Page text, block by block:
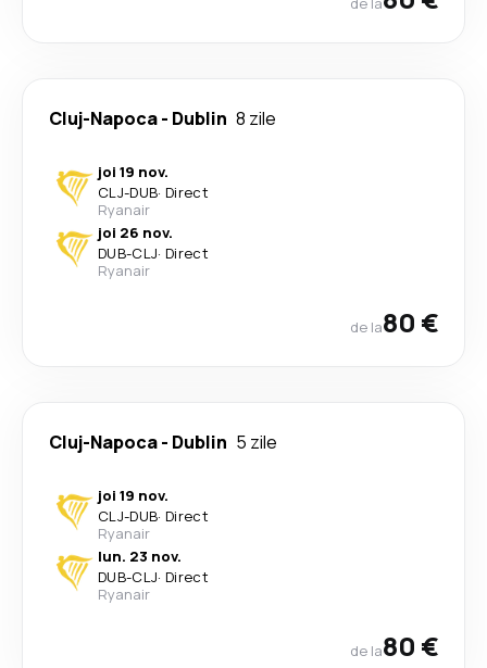
Cluj-Napoca- Dublin 8 zile
joi 19 nov.
CLJ-DUB· Direct
Ryanair
joi 26 nov.
DUB-CLJ· Direct
Ryanair
de la80 €
Cluj-Napoca- Dublin 5 zile
joi 19 nov.
CLJ-DUB· Direct
Ryanair
lun. 23 nov.
DUB-CLJ· Direct
Ryanair
de la80 €